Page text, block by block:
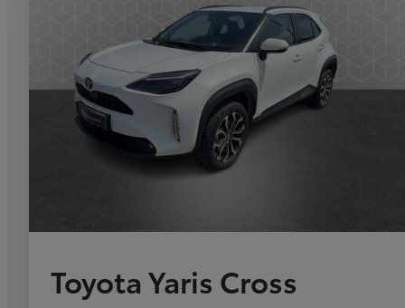
Toyota Yaris Cross